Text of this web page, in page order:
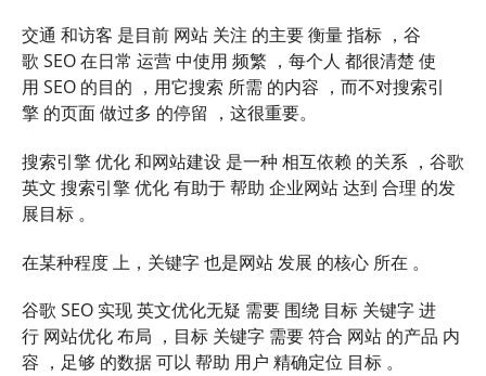
交通 和访客 是目前 网站 关注 的主要 衡量 指标 ，谷
歌 SEO 在日常 运营 中使用 频繁 ，每个人 都很清楚 使
用 SEO 的目的 ，用它搜索 所需 的内容 ，而不对搜索引
擎 的页面 做过多 的停留 ，这很重要。
搜索引擎 优化 和网站建设 是一种 相互依赖 的关系 ，谷歌
英文 搜索引擎 优化 有助于 帮助 企业网站 达到 合理 的发
展目标 。
在某种程度 上，关键字 也是网站 发展 的核心 所在 。
谷歌 SEO 实现 英文优化无疑 需要 围绕 目标 关键字 进
行 网站优化 布局 ，目标 关键字 需要 符合 网站 的产品 内
容 ，足够 的数据 可以 帮助 用户 精确定位 目标 。